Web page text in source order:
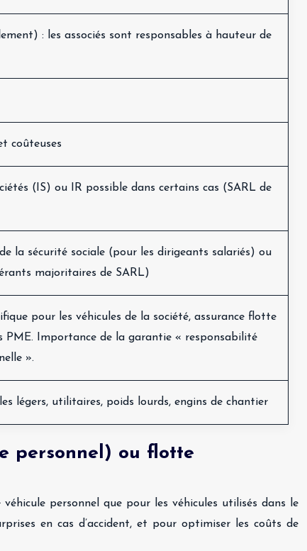
: les associés sont responsables à hauteur de
coûteuses
(IS) ou IR possible dans certains cas (SARL de
la sécurité sociale (pour les dirigeants salariés) ou
majoritaires de SARL)
pour les véhicules de la société, assurance flotte
PME. Importance de la garantie « responsabilité
».
légers, utilitaires, poids lourds, engins de chantier
personnel) ou flotte
personnel que pour les véhicules utilisés dans le
en cas d’accident, et pour optimiser les coûts de